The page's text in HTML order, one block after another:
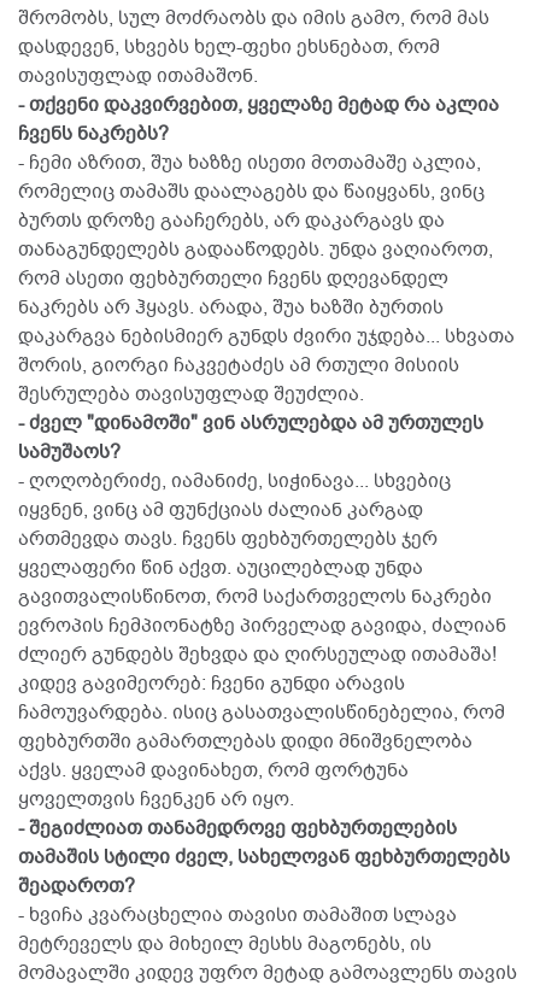
შრომობს, სულ მოძრაობს და იმის გამო, რომ მას
დასდევენ, სხვებს ხელ-ფეხი ეხსნებათ, რომ
თავისუფლად ითამაშონ.
- თქვენი დაკვირვებით, ყველაზე მეტად რა აკლია
ჩვენს ნაკრებს?
- ჩემი აზრით, შუა ხაზზე ისეთი მოთამაშე აკლია,
რომელიც თამაშს დაალაგებს და წაიყვანს, ვინც
ბურთს დროზე გააჩერებს, არ დაკარგავს და
თანაგუნდელებს გადააწოდებს. უნდა ვაღიაროთ,
რომ ასეთი ფეხბურთელი ჩვენს დღევანდელ
ნაკრებს არ ჰყავს. არადა, შუა ხაზში ბურთის
დაკარგვა ნებისმიერ გუნდს ძვირი უჯდება... სხვათა
შორის, გიორგი ჩაკვეტაძეს ამ რთული მისიის
შესრულება თავისუფლად შეუძლია.
- ძველ "დინამოში" ვინ ასრულებდა ამ ურთულეს
სამუშაოს?
- ღოღობერიძე, იამანიძე, სიჭინავა... სხვებიც
იყვნენ, ვინც ამ ფუნქციას ძალიან კარგად
ართმევდა თავს. ჩვენს ფეხბურთელებს ჯერ
ყველაფერი წინ აქვთ. აუცილებლად უნდა
გავითვალისწინოთ, რომ საქართველოს ნაკრები
ევროპის ჩემპიონატზე პირველად გავიდა, ძალიან
ძლიერ გუნდებს შეხვდა და ღირსეულად ითამაშა!
კიდევ გავიმეორებ: ჩვენი გუნდი არავის
ჩამოუვარდება. ისიც გასათვალისწინებელია, რომ
ფეხბურთში გამართლებას დიდი მნიშვნელობა
აქვს. ყველამ დავინახეთ, რომ ფორტუნა
ყოველთვის ჩვენკენ არ იყო.
- შეგიძლიათ თანამედროვე ფეხბურთელების
თამაშის სტილი ძველ, სახელოვან ფეხბურთელებს
შეადაროთ?
- ხვიჩა კვარაცხელია თავისი თამაშით სლავა
მეტრეველს და მიხეილ მესხს მაგონებს, ის
მომავალში კიდევ უფრო მეტად გამოავლენს თავის